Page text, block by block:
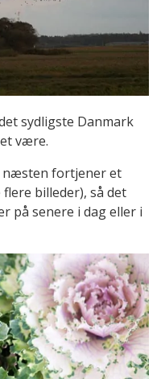
sydligste Danmark
være.
næsten fortjener et
billeder), så det
på senere i dag eller i